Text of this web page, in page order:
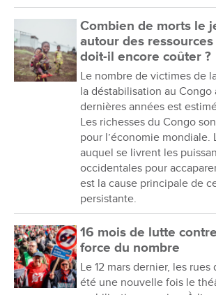
Combien de morts le
autour des
doit-il encore coûter ?
Le nombre de victimes de
la déstabilisation au Congo
dernières années est
Les richesses du Congo
pour l’économie mondiale.
auquel se livrent les
occidentales pour
est la cause principale de
persistante.
16 mois de lutte
force du nombre
Le 12 mars dernier, les
été une nouvelle fois le